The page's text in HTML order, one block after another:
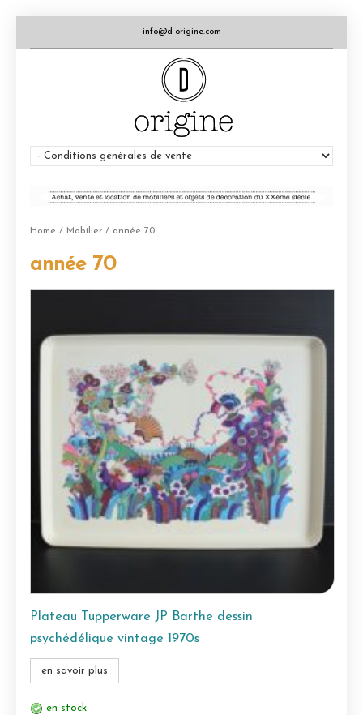
info@d-origine.com
Home / Mobilier / année 70
année 70
Plateau Tupperware JP Barthe dessin
psychédélique vintage 1970s
en savoir plus
en stock